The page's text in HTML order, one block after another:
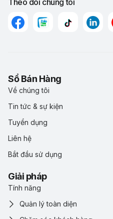
Theo dõi chúng tôi
Sổ Bán Hàng
Về chúng tôi
Tin tức & sự kiện
Tuyển dụng
Liên hệ
Bắt đầu sử dụng
Giải pháp
Tính năng
Quản lý toàn diện